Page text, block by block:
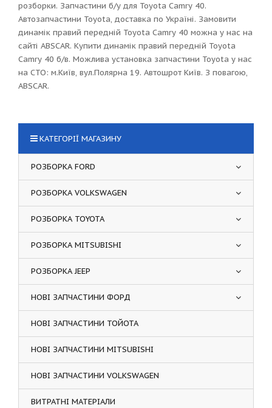
розборки. Запчастини б/у для Toyota Camry 40.
Автозапчастини Toyota, доставка по Україні. Замовити
динамік правий передній Toyota Camry 40 можна у нас на
сайті ABSCAR. Купити динамік правий передній Toyota
Camry 40 б/в. Можлива установка запчастини Toyota у нас
на СТО: м.Київ, вул.Полярна 19. Автошрот Київ. З повагою,
ABSCAR.
КАТЕГОРІЇ МАГАЗИНУ
РОЗБОРКА FORD
РОЗБОРКА VOLKSWAGEN
РОЗБОРКА TOYOTA
РОЗБОРКА MITSUBISHI
РОЗБОРКА JEEP
НОВІ ЗАПЧАСТИНИ ФОРД
НОВІ ЗАПЧАСТИНИ ТОЙОТА
НОВІ ЗАПЧАСТИНИ MITSUBISHI
НОВІ ЗАПЧАСТИНИ VOLKSWAGEN
ВИТРАТНІ МАТЕРІАЛИ